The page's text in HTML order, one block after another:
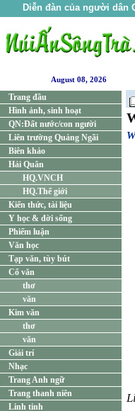
Diễn đàn của người dân
August 08, 2026
Trang đầu
Hình ảnh, sinh hoạt
QN:Đất nước/con người
Liên trường Quảng Ngãi
Biên khảo
Hải Quân
HQ.VNCH
HQ.Thế giới
Kiến thức, tài liệu
Y học & đời sống
Phiếm luận
Văn học
Tạp văn, tùy bút
Cổ văn
thơ
văn
Kim văn
thơ
văn
Giải trí
Nhạc
Trang Anh ngữ
Trang thanh niên
Linh tinh